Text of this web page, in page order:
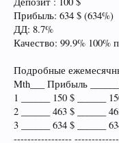
Прибыль: 634 $ (634%)
ДД: 8.7%
Качество: 99.9% 100%
Подробные
Mth___ Прибыль
1 ______ 150 $ ______
2 ______ 463 $ ______
3 ______ 634 $ ______
-----------------